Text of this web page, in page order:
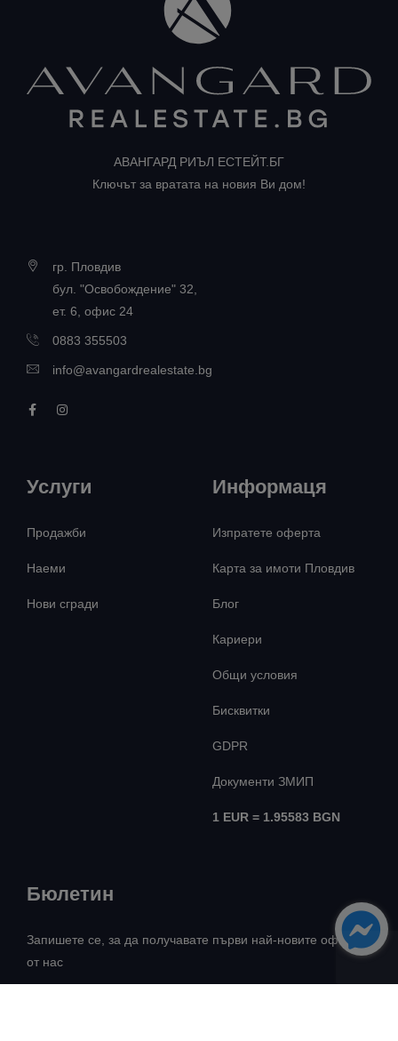
АВАНГАРД РИЪЛ ЕСТЕЙТ.БГ
Ключът за вратата на новия Ви дом!
гр. Пловдив
бул. "Освобождение" 32,
ет. 6, офис 24
0883 355503
info@avangardrealestate.bg
Услуги
Продажби
Наеми
Нови сгради
Информаця
Изпратете оферта
Карта за имоти Пловдив
Блог
Кариери
Общи условия
Бисквитки
GDPR
Документи ЗМИП
1 EUR = 1.95583 BGN
Бюлетин
Запишете се, за да получавате първи най-новите оферти
от нас